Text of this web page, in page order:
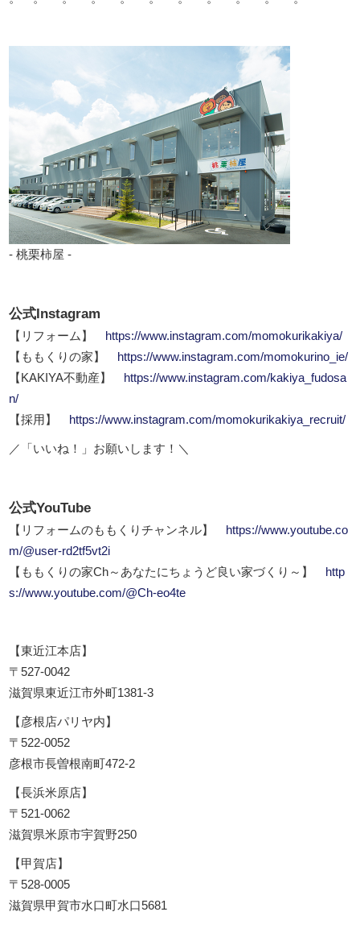
- 桃栗柿屋 -
公式Instagram
【リフォーム】
https://www.instagram.com/momokurikakiya/
【ももくりの家】
https://www.instagram.com/momokurino_ie/
【KAKIYA不動産】
https://www.instagram.com/kakiya_fudosa
n/
【採用】
https://www.instagram.com/momokurikakiya_recruit/
／「いいね！」お願いします！＼
公式YouTube
【リフォームのももくりチャンネル】
https://www.youtube.co
m/@user-rd2tf5vt2i
【ももくりの家Ch～あなたにちょうど良い家づくり～】
http
s://www.youtube.com/@Ch-eo4te
【東近江本店】
〒527-0042
滋賀県東近江市外町1381-3
【彦根店パリヤ内】
〒522-0052
彦根市長曽根南町472-2
【長浜米原店】
〒521-0062
滋賀県米原市宇賀野250
【甲賀店】
〒528-0005
滋賀県甲賀市水口町水口5681